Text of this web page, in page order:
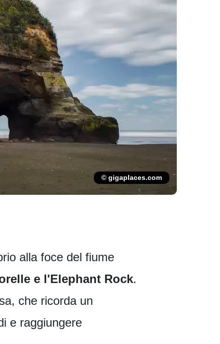
© gigaplaces.com
alla foce del fiume
e l'Elephant Rock.
che ricorda un
e raggiungere